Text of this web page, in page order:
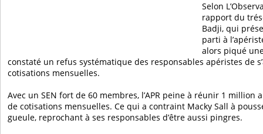
Selon
rapport du
Badji, qui
parti à
alors piqué
constaté un refus systématique des responsables apéristes de
cotisations mensuelles.
Avec un SEN fort de 60 membres, l’APR peine à réunir 1 million
de cotisations mensuelles. Ce qui a contraint Macky Sall à
gueule, reprochant à ses responsables d’être aussi pingres.